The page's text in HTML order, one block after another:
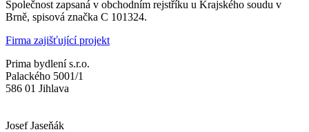
Společnost zapsaná v obchodním rejstříku u Krajského soudu v
Brně, spisová značka C 101324.
Firma zajišťující projekt
Prima bydlení s.r.o.
Palackého 5001/1
586 01 Jihlava
Josef Jaseňák